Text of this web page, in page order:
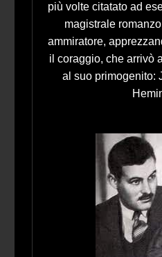
più volte citatato ad
magistrale romanzo
ammiratore,
il coraggio, che arrivò
al suo primogenito: